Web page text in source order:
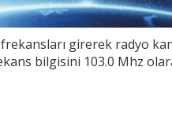
girerek radyo
bilgisini 103.0 Mhz